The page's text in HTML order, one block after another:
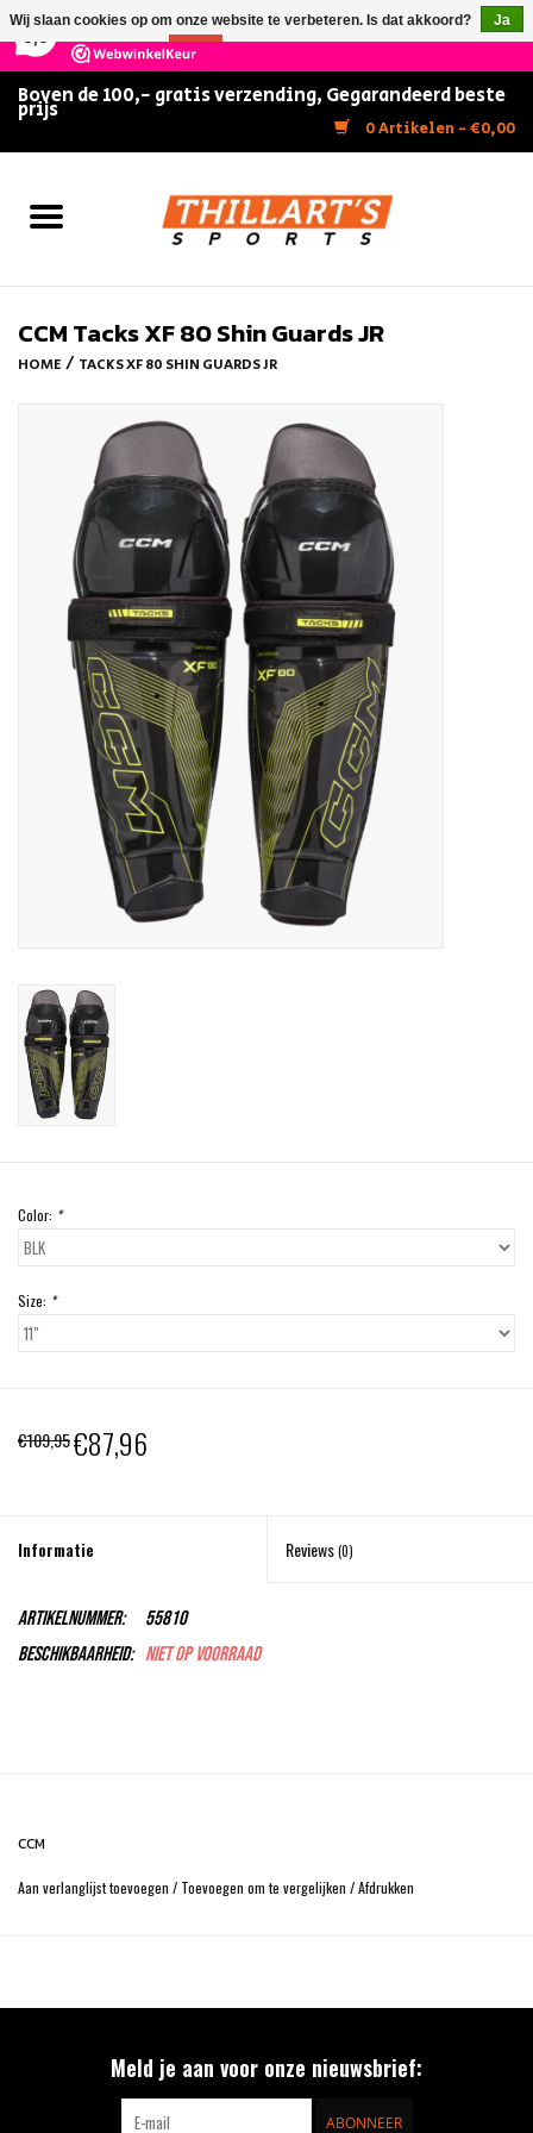
147 Reviews ×
Boven de 100,- gratis verzending, Gegarandeerd beste
prijs
0 Artikelen - €0,00
Home
FITNESS & ULTIMATE SHAPE
Schaatsen
Rolschaatsen
CCM Tacks XF 80 Shin Guards JR
HOME / TACKS XF 80 SHIN GUARDS JR
Color: *
Size: *
€109,95€87,96
Informatie Reviews(0)
Artikelnummer:
55810
Beschikbaarheid: Niet op voorraad
CCM
Aan verlanglijst toevoegen / Toevoegen om te vergelijken /Afdrukken
Meld je aan voor onze nieuwsbrief:
ABONNEER
Wij slaan cookies op om onze website te verbeteren. Is dat akkoord?
Ja
Nee